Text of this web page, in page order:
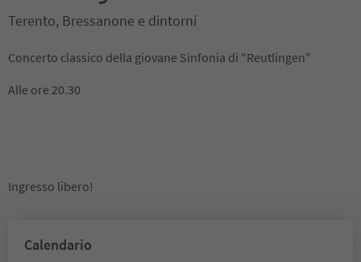
Terento, Bressanone e dintorni
Concerto classico della giovane Sinfonia di "Reutlingen"
Alle ore 20.30
Ingresso libero!
Calendario